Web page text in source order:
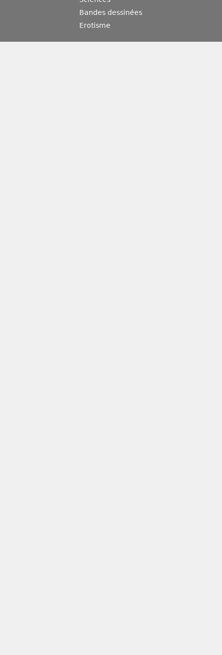
Bandes dessinées
Erotisme